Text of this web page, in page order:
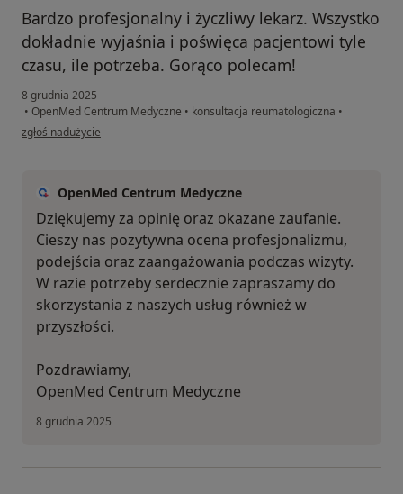
Bardzo profesjonalny i życzliwy lekarz. Wszystko
dokładnie wyjaśnia i poświęca pacjentowi tyle
czasu, ile potrzeba. Gorąco polecam!
8 grudnia 2025
• OpenMed Centrum Medyczne • konsultacja reumatologiczna •
w opinii użytkownika Grzegorz
zgłoś nadużycie
OpenMed Centrum Medyczne
Dziękujemy za opinię oraz okazane zaufanie.
Cieszy nas pozytywna ocena profesjonalizmu,
podejścia oraz zaangażowania podczas wizyty.
W razie potrzeby serdecznie zapraszamy do
skorzystania z naszych usług również w
przyszłości.
Pozdrawiamy,
OpenMed Centrum Medyczne
8 grudnia 2025